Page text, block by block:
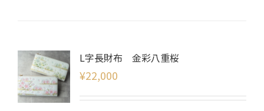
L字長財布 金彩八重桜
¥22,000